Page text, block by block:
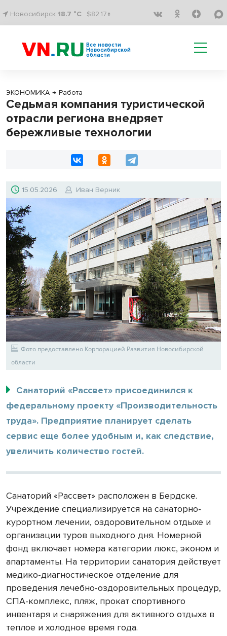
Новосибирск 18.7 °C $82.17↑
Все новости
Новосибирской
области
ЭКОНОМИКА → Работа
Седьмая компания туристической
отрасли региона внедряет
бережливые технологии
15.05.2026 Иван Верник
Фото предоставлено Корпорацией Развития Новосибирской
области
Санаторий «Рассвет» присоединился к
федеральному проекту «Производительность
труда». Предприятие планирует сделать
сервис еще более удобным и, как следствие,
увеличить количество гостей.
Санаторий «Рассвет» расположен в Бердске.
Учреждение специализируется на санаторно-
курортном лечении, оздоровительном отдыхе и
организации туров выходного дня. Номерной
фонд включает номера категории люкс, эконом и
апартаменты. На территории санатория действует
медико-диагностическое отделение для
проведения лечебно-оздоровительных процедур,
СПА-комплекс, пляж, прокат спортивного
инвентаря и снаряжения для активного отдыха в
теплое и холодное время года.